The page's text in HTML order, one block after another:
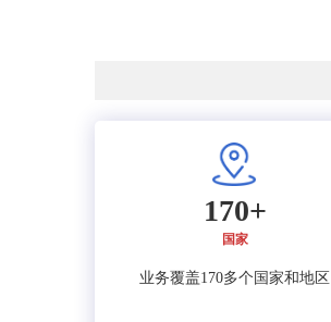
170+
国家
业务覆盖170多个国家和地区